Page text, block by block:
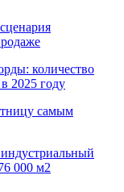
количество
2025 году
самым
000 м2